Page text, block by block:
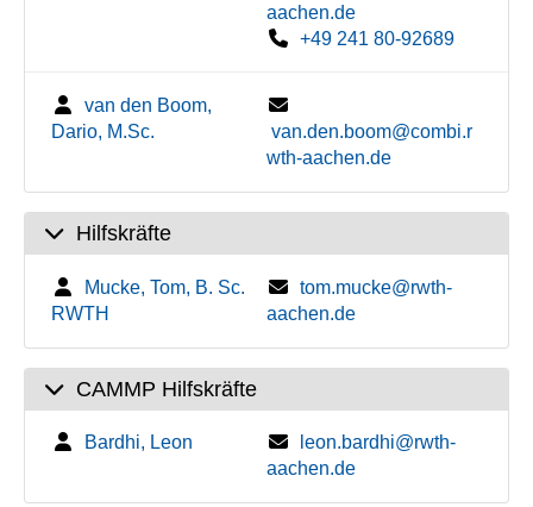
aachen.de
+49 241 80-92689
van den Boom,
Dario, M.Sc.
van.den.boom@combi.r
wth-aachen.de
Hilfskräfte
Mucke, Tom, B. Sc.
RWTH
tom.mucke@rwth-
aachen.de
CAMMP Hilfskräfte
Bardhi, Leon
leon.bardhi@rwth-
aachen.de